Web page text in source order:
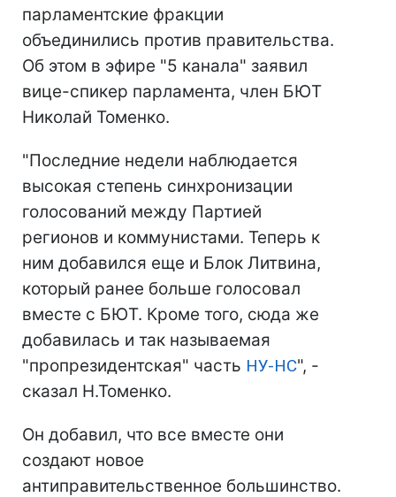
парламентские фракции
объединились против правительства.
Об этом в эфире "5 канала" заявил
вице-спикер парламента, член БЮТ
Николай Томенко.
"Последние недели наблюдается
высокая степень синхронизации
голосований между Партией
регионов и коммунистами. Теперь к
ним добавился еще и Блок Литвина,
который ранее больше голосовал
вместе с БЮТ. Кроме того, сюда же
добавилась и так называемая
"пропрезидентская" часть НУ-НС", -
сказал Н.Томенко.
Он добавил, что все вместе они
создают новое
антиправительственное большинство.